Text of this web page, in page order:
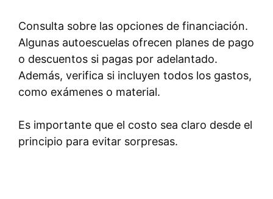
Consulta sobre las opciones de financiación.
Algunas autoescuelas ofrecen planes de pago
o descuentos si pagas por adelantado.
Además, verifica si incluyen todos los gastos,
como exámenes o material.
Es importante que el costo sea claro desde el
principio para evitar sorpresas.